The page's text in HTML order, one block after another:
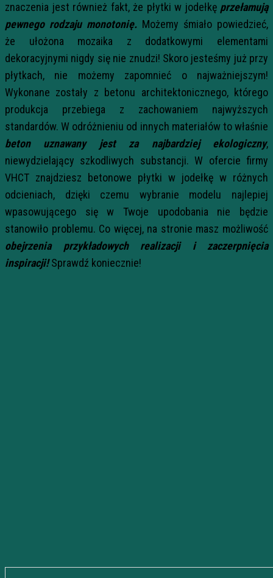
znaczenia jest również fakt, że płytki w jodełkę przełamują
pewnego rodzaju monotonię. Możemy śmiało powiedzieć,
że ułożona mozaika z dodatkowymi elementami
dekoracyjnymi nigdy się nie znudzi! Skoro jesteśmy już przy
płytkach, nie możemy zapomnieć o najważniejszym!
Wykonane zostały z betonu architektonicznego, którego
produkcja przebiega z zachowaniem najwyższych
standardów. W odróżnieniu od innych materiałów to właśnie
beton uznawany jest za najbardziej ekologiczny,
niewydzielający szkodliwych substancji. W ofercie firmy
VHCT znajdziesz betonowe płytki w jodełkę w różnych
odcieniach, dzięki czemu wybranie modelu najlepiej
wpasowującego się w Twoje upodobania nie będzie
stanowiło problemu. Co więcej, na stronie masz możliwość
obejrzenia przykładowych realizacji i zaczerpnięcia
inspiracji!Sprawdź koniecznie!